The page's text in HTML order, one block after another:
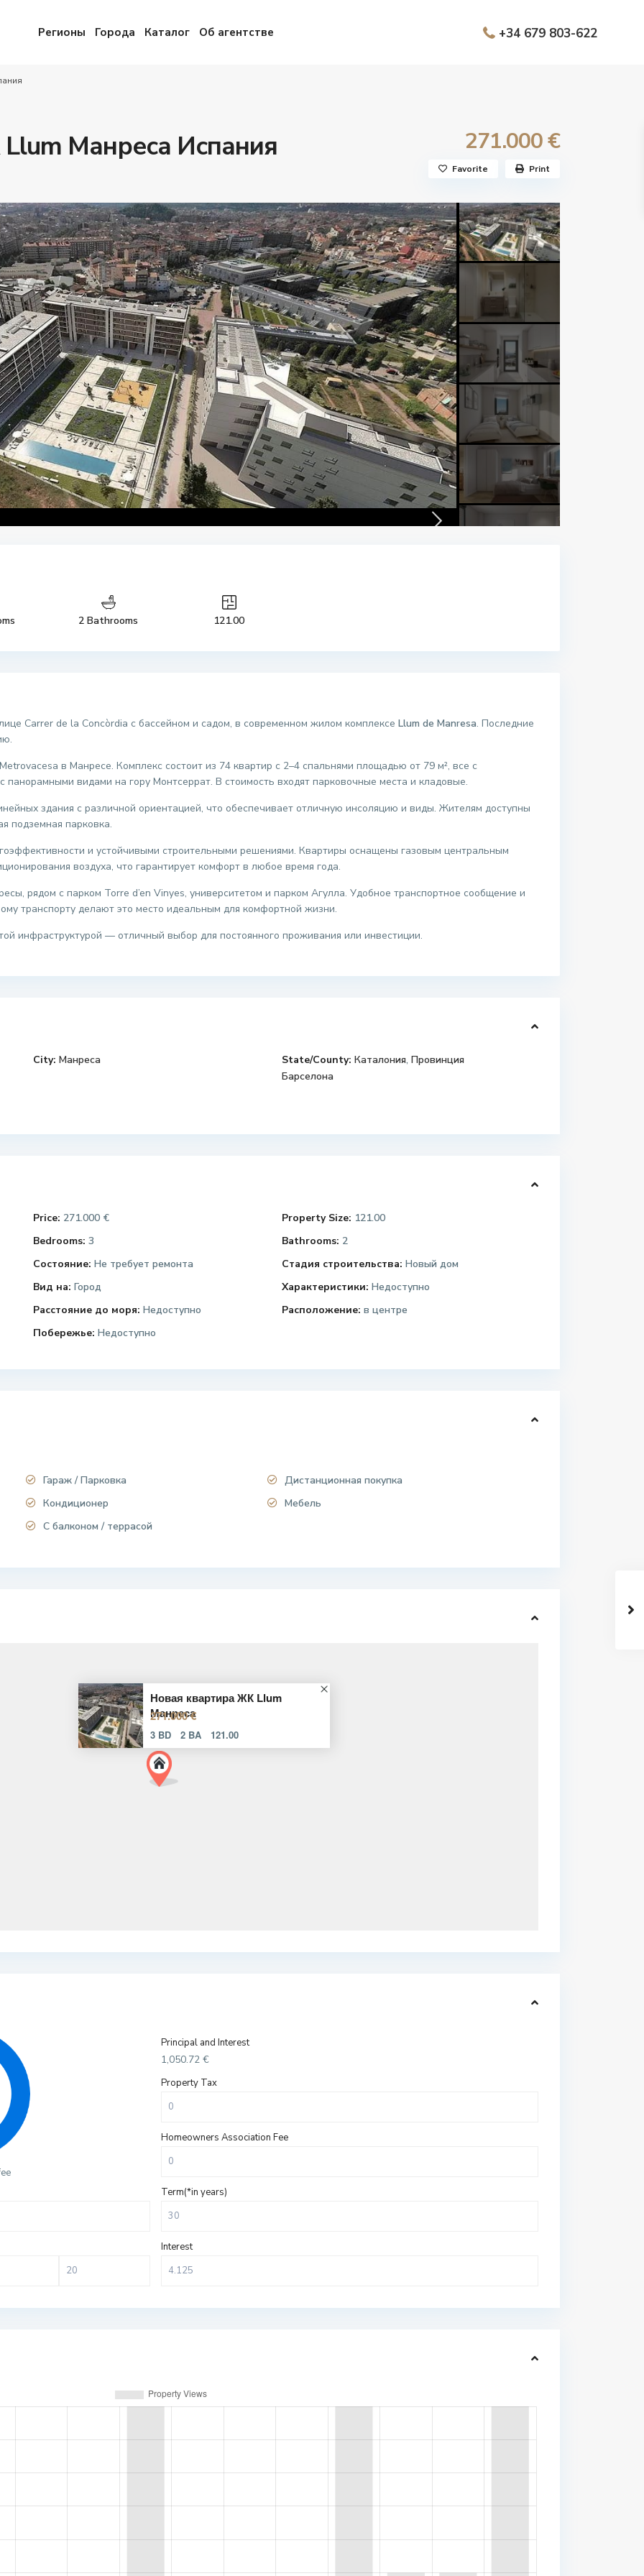
Регионы Города Каталог Об агентстве +34 679 803-622
Манреса Испания 271.000 €
Favorite Print
2 Bathrooms 121.00
Carrer de la Concòrdia с бассейном и садом, в современном жилом комплексе Llum de Manresa. Последние
в Манресе. Комплекс состоит из 74 квартир с 2–4 спальнями площадью от 79 м², все с
видами на гору Монтсеррат. В стоимость входят парковочные места и кладовые.
здания с различной ориентацией, что обеспечивает отличную инсоляцию и виды. Жителям доступны
подземная парковка.
и устойчивыми строительными решениями. Квартиры оснащены газовым центральным
воздуха, что гарантирует комфорт в любое время года.
рядом с парком Torre d’en Vinyes, университетом и парком Агулла. Удобное транспортное сообщение и
транспорту делают это место идеальным для комфортной жизни.
инфраструктурой — отличный выбор для постоянного проживания или инвестиции.
City: Манреса State/County: Каталония, Провинция
Барселона
Price: 271.000 € Property Size: 121.00
Bedrooms: 3 Bathrooms: 2
Состояние: Не требует ремонта Стадия строительства: Новый дом
Вид на: Город Характеристики: Недоступно
Расстояние до моря: Недоступно Расположение: в центре
Побережье: Недоступно
Гараж / Парковка
Дистанционная покупка
Кондиционер
Мебель
С балконом / террасой
Новая квартира ЖК Llum
Манреса
271.000 €
3 BD 2 BA 121.00
Principal and Interest
1,050.72 €
Property Tax
Homeowners Association Fee
Term(*in years)
Interest